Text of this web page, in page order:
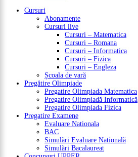
Cursuri
Abonamente
Cursuri live
Cursuri – Matematica
Cursuri – Romana
Cursuri – Informatica
Cursuri – Fizica
Cursuri – Engleza
Școala de vară
Pregătire Olimpiade
Pregatire Olimpiada Matematica
Pregatire Olimpiadă Informatică
Pregatire Olimpiada Fizica
Pregatire Examene
Evaluare Nationala
BAC
Simulări Evaluare Natională
Simulări Bacalaureat